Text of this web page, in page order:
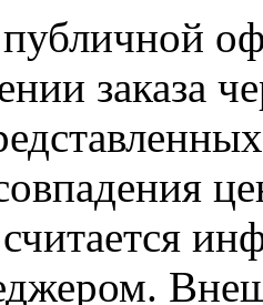
публичной
заказа